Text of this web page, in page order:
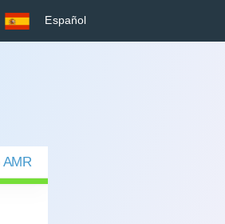
Español
AMR